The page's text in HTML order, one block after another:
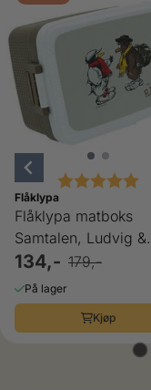
Karakter:
Flåklypa
Flåklypa matboks
Samtalen, Ludvig &
Solan
134,- 179,-
På lager
Kjøp